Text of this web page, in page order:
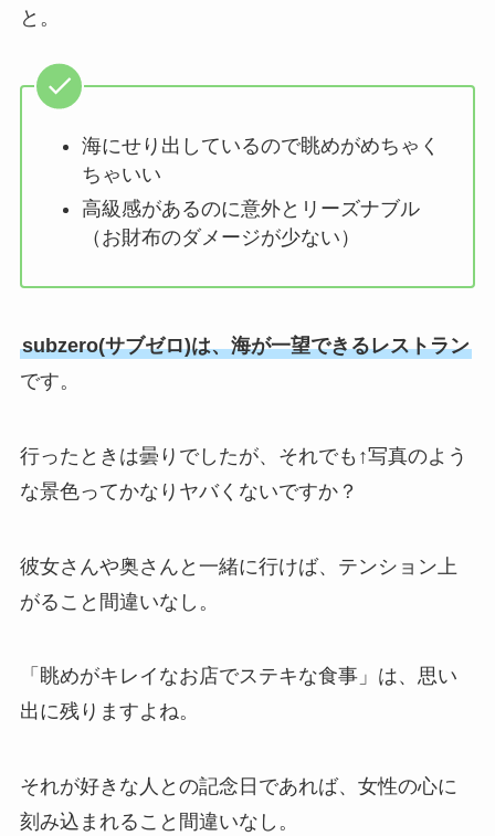
と。
海にせり出しているので眺めがめちゃく
ちゃいい
高級感があるのに意外とリーズナブル
（お財布のダメージが少ない）
subzero(サブゼロ)は、海が一望できるレストラン
です。
行ったときは曇りでしたが、それでも↑写真のよう
な景色ってかなりヤバくないですか？
彼女さんや奥さんと一緒に行けば、テンション上
がること間違いなし。
「眺めがキレイなお店でステキな食事」は、思い
出に残りますよね。
それが好きな人との記念日であれば、女性の心に
刻み込まれること間違いなし。